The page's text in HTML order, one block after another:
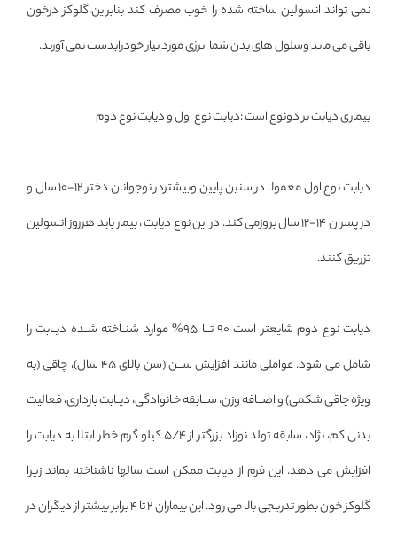
نمی تواند انسولین ساخته شده را خوب مصرف کند بنابراین،گلوکز درخون
باقی می ماند وسلول های بدن شما انرژی مورد نیاز خودرابدست نمی آورند.
بیماری دیابت بر دونوع است :دیابت نوع اول و دیابت نوع دوم
دیابت نوع اول معمولا در سنین پایین وبیشتردر نوجوانان دختر 12-10 سال و
در پسران 14-12 سال بروزمی کند. در این نوع دیابت ، بیمار باید هرروز انسولین
تزریق کنند.
دیابت نوع دوم شایعتر است 90 تـــا 95% موارد شنــاخته شــده دیــابت را
شامل می شود. عواملی مانند افزایش ســـن (سن بالای 45 سال)، چاقی (به
ویژه چاقی شکمی) و اضـــافه وزن، ســـابقه خـانوادگی، دیــابت بارداری، فعالیت
بدنی کم، نژاد، سابقه تولد نوزاد بزرگتر از 5/4 کیلو گرم خطر ابتلا به دیابت را
افزایش می دهد. این فرم از دیابت ممکن است سالها ناشناخته بماند زیرا
گلوکز خون بطور تدریجی بالا می رود. این بیماران 2 تا 4 برابر بیشتر از دیگران در